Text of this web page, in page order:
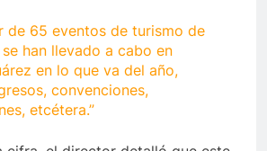
de 65 eventos de turismo de
han llevado a cabo en
en lo que va del año,
convenciones,
etcétera.”